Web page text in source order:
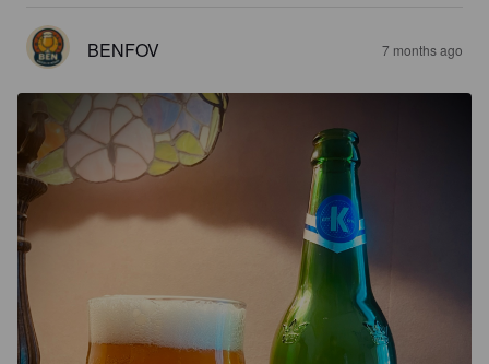
BENFOV 7 months ago